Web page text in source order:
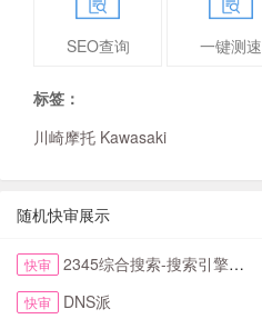
SEO查询 一键测速
标签：
川崎摩托 Kawasaki
随机快审展示
快审 2345综合搜索-搜索引擎大全-简易网址导航
快审 DNS派